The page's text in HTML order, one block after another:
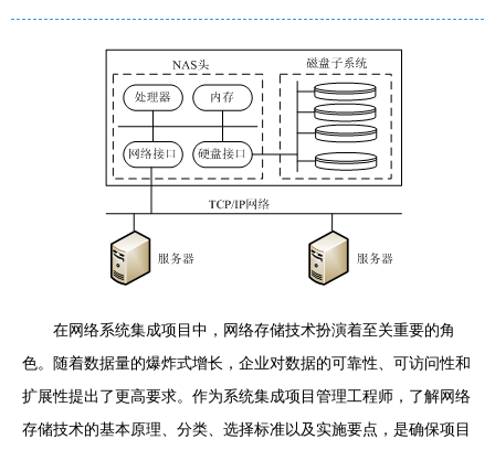
在网络系统集成项目中，网络存储技术扮演着至关重要的角
色。随着数据量的爆炸式增长，企业对数据的可靠性、可访问性和
扩展性提出了更高要求。作为系统集成项目管理工程师，了解网络
存储技术的基本原理、分类、选择标准以及实施要点，是确保项目